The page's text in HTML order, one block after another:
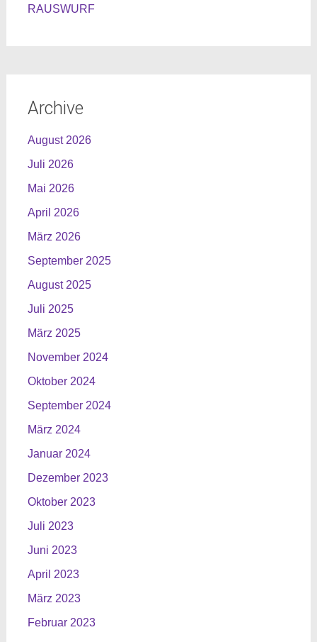
RAUSWURF
Archive
August 2026
Juli 2026
Mai 2026
April 2026
März 2026
September 2025
August 2025
Juli 2025
März 2025
November 2024
Oktober 2024
September 2024
März 2024
Januar 2024
Dezember 2023
Oktober 2023
Juli 2023
Juni 2023
April 2023
März 2023
Februar 2023